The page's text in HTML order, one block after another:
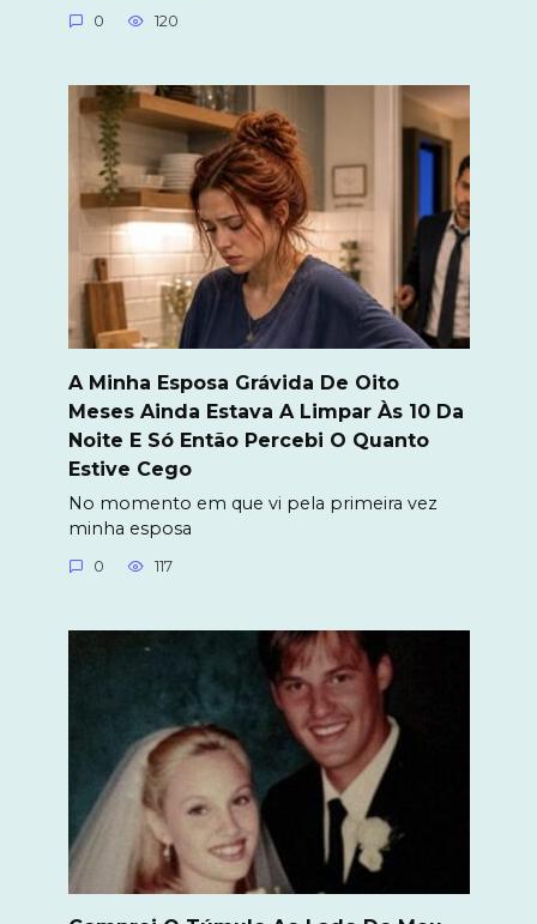
0 120
A Minha Esposa Grávida De Oito
Meses Ainda Estava A Limpar Às 10 Da
Noite E Só Então Percebi O Quanto
Estive Cego
No momento em que vi pela primeira vez
minha esposa
0 117